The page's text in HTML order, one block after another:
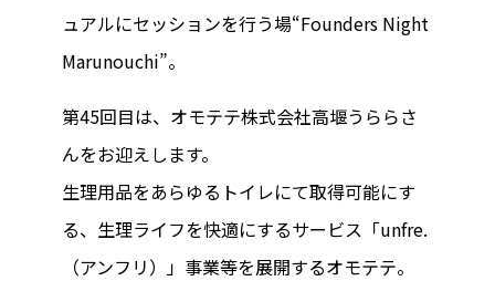
ュアルにセッションを行う場“Founders Night
Marunouchi”。
第45回目は、オモテテ株式会社高堰うららさ
んをお迎えします。
生理用品をあらゆるトイレにて取得可能にす
る、生理ライフを快適にするサービス「unfre.
（アンフリ）」事業等を展開するオモテテ。